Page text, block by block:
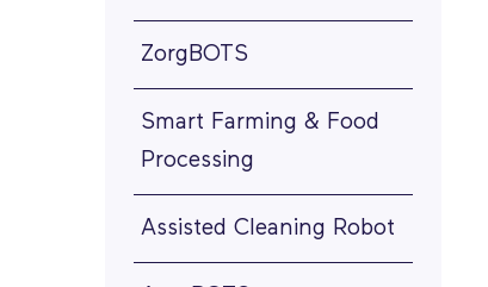
ZorgBOTS
Smart Farming & Food
Processing
Assisted Cleaning Robot